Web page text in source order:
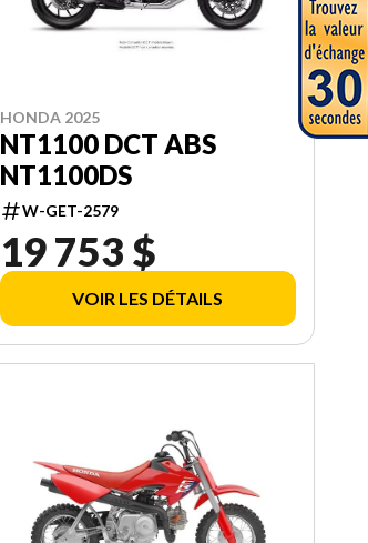
HONDA 2025
NT1100 DCT ABS
NT1100DS
W-GET-2579
19 753 $
VOIR LES DÉTAILS